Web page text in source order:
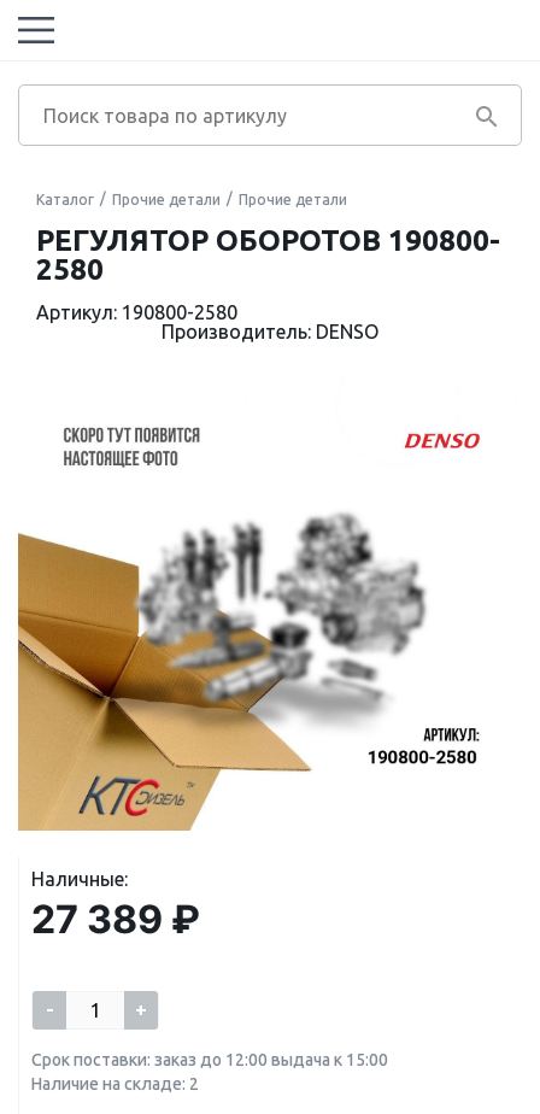
Каталог Прочие детали Прочие детали
РЕГУЛЯТОР ОБОРОТОВ 190800-
2580
Артикул: 190800-2580
Производитель: DENSO
Наличные:
27 389 ₽
- +
Срок поставки: заказ до 12:00 выдача к 15:00
Наличие на складе: 2